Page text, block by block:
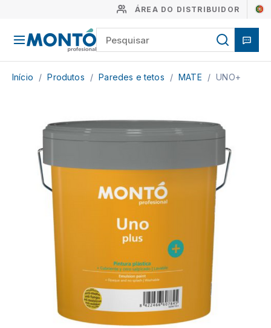
ÁREA DO DISTRIBUIDOR
Início / Produtos / Paredes e tetos / MATE / UNO+